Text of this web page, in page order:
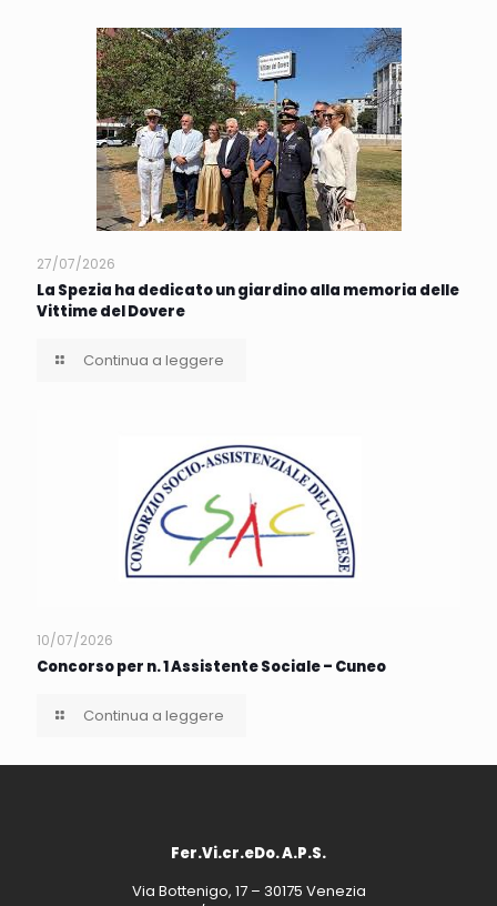
27/07/2026
La Spezia ha dedicato un giardino alla memoria delle
Vittime del Dovere
Continua a leggere
10/07/2026
Concorso per n. 1 Assistente Sociale – Cuneo
Continua a leggere
Fer.Vi.cr.eDo. A.P.S.
Via Bottenigo, 17 – 30175 Venezia